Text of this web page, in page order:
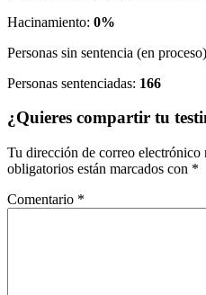
Hacinamiento: 0%
Personas sin sentencia (en
Personas sentenciadas: 166
¿Quieres compartir tu
Tu dirección de correo electrónico
obligatorios están marcados con *
Comentario *